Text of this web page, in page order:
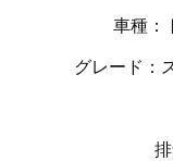
車種
グレード：